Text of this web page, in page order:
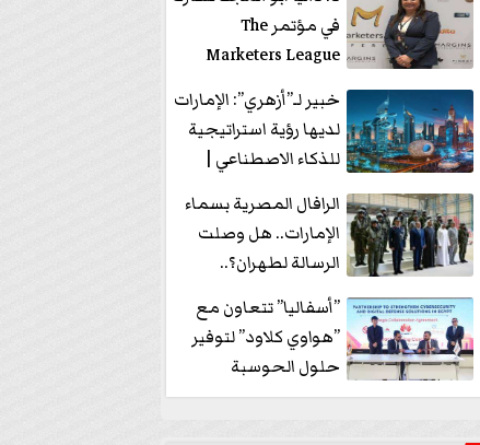
في مؤتمر The
Marketers League
وتدير جلسة...
خبير لـ”أزهري”: الإمارات
لديها رؤية استراتيجية
للذكاء الاصطناعي |
الرافال المصرية بسماء
الإمارات.. هل وصلت
الرسالة لطهران؟..
”ماعت جروب” تُجيب؟
|...
”أسفاليا” تتعاون مع
”هواوي كلاود” لتوفير
حلول الحوسبة
السحابية والأمن